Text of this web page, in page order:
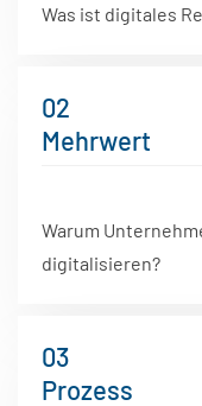
Was ist digitales
02
Mehrwert
Warum
digitalisieren?
03
Prozess